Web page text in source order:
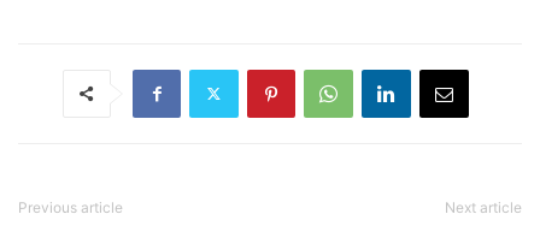
Previous article Next article